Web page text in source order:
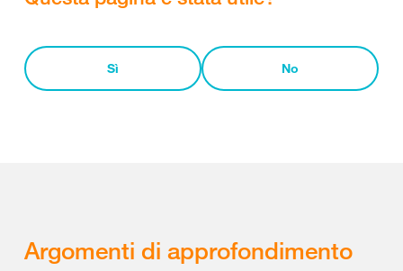
Sì No
Argomenti di approfondimento